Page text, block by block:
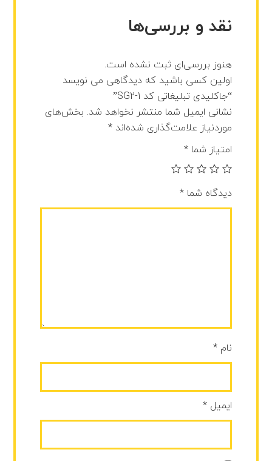
نقد و بررسی‌ها
هنوز بررسی‌ای ثبت نشده است.
اولین کسی باشید که دیدگاهی می نویسد
“جاکلیدی تبلیغاتی کد SG2-1”
نشانی ایمیل شما منتشر نخواهد شد. بخش‌های
موردنیاز علامت‌گذاری شده‌اند*
امتیاز شما*
دیدگاه شما*
نام*
ایمیل*